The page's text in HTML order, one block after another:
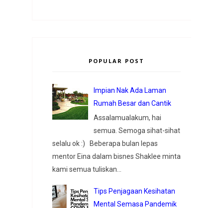
POPULAR POST
Impian Nak Ada Laman
Rumah Besar dan Cantik
Assalamualakum, hai
semua. Semoga sihat-sihat
selalu ok :) Beberapa bulan lepas
mentor Eina dalam bisnes Shaklee minta
kami semua tuliskan...
Tips Penjagaan Kesihatan
Mental Semasa Pandemik